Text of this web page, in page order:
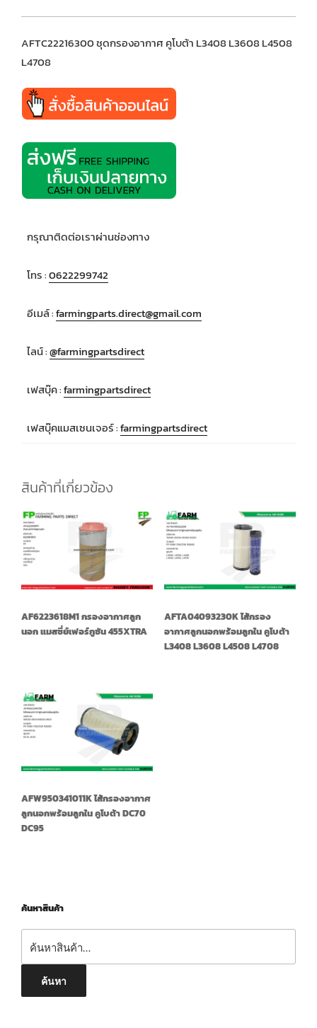
AFTC22216300 ชุดกรองอากาศ คูโบต้า L3408 L3608 L4508
L4708
กรุณาติดต่อเราผ่านช่องทาง
โทร :0622299742
อีเมล์ :farmingparts.direct@gmail.com
ไลน์ :@farmingpartsdirect
เฟสบุ๊ค :farmingpartsdirect
เฟสบุ๊คแมสเซนเจอร์ :farmingpartsdirect
สินค้าที่เกี่ยวข้อง
AF6223618M1 กรองอากาศลูก
นอก แมสซี่ย์เฟอร์กูซัน 455XTRA
AFTA04093230K ไส้กรอง
อากาศลูกนอกพร้อมลูกใน คูโบต้า
L3408 L3608 L4508 L4708
AFW950341011K ไส้กรองอากาศ
ลูกนอกพร้อมลูกใน คูโบต้า DC70
DC95
ค้นหาสินค้า
ค้นหา